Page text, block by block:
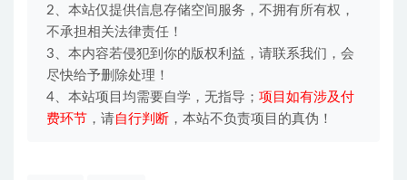
2、本站仅提供信息存储空间服务，不拥有所有权，
不承担相关法律责任！
3、本内容若侵犯到你的版权利益，请联系我们，会
尽快给予删除处理！
4、本站项目均需要自学，无指导； 项目如有涉及付
费环节 ，请自行判断 ，本站不负责项目的真伪！